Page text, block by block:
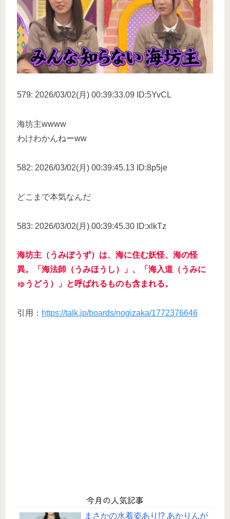
579: 2026/03/02(月) 00:39:33.09 ID:5YvCL
海坊主wwww
わけわかんねーww
582: 2026/03/02(月) 00:39:45.13 ID:8p5je
どこまで本気なんだ
583: 2026/03/02(月) 00:39:45.30 ID:xlkTz
海坊主（うみぼうず）は、海に住む妖怪、海の怪
異。「海法師（うみほうし）」、「海入道（うみに
ゅうどう）」と呼ばれるものも含まれる。
引用： https://talk.jp/boards/nogizaka/1772376646
今月の人気記事
まさかの水着姿あり!? あかりんが